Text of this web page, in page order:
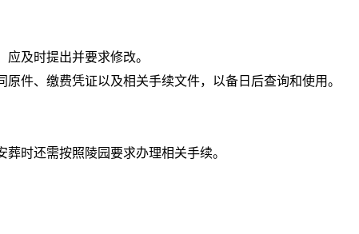
及时提出并要求修改。
件、缴费凭证以及相关手续文件，以备日后查询和使用。
时还需按照陵园要求办理相关手续。